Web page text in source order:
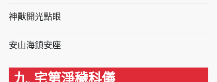
神獸開光點眼
安山海鎮安座